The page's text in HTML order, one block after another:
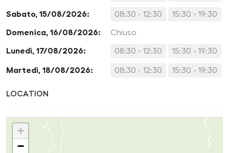
Sabato, 15/08/2026: 08:30 - 12:30 15:30 - 19:30
Domenica, 16/08/2026: Chiuso
Lunedì, 17/08/2026: 08:30 - 12:30 15:30 - 19:30
Martedì, 18/08/2026: 08:30 - 12:30 15:30 - 19:30
LOCATION
+
−